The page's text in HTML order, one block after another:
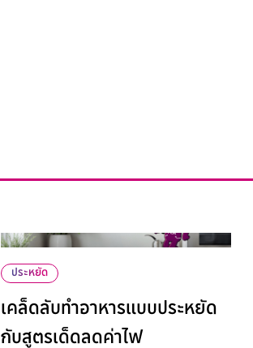
ประหยัด
เคล็ดลับทำอาหารแบบประหยัด
กับสูตรเด็ดลดค่าไฟ